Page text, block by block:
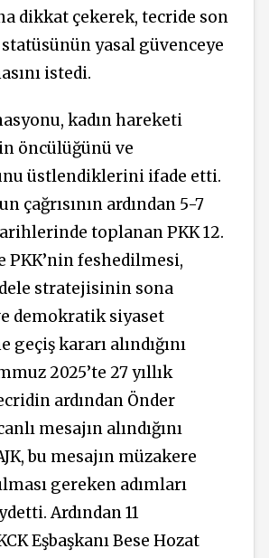
dikkat çekerek, tecride son
yasal güvenceye
istedi.
kadın hareketi
öncülüğünü ve
üstlendiklerini ifade etti.
çağrısının ardından 5-7
toplanan PKK 12.
PKK’nin feshedilmesi,
stratejisinin sona
demokratik siyaset
geçiş kararı alındığını
2025’te 27 yıllık
ardından Önder
mesajın alındığını
bu mesajın müzakere
gereken adımları
Ardından 11
Eşbaşkanı Bese Hozat